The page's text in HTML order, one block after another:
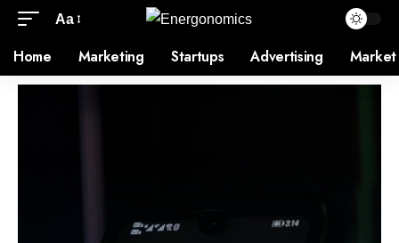
Aa
Home Marketing Startups Advertising Market